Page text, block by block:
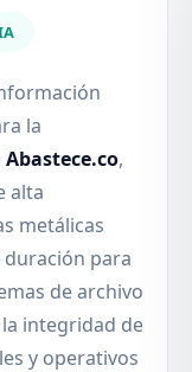
la
Abastece.co,
alta
metálicas
para
de archivo
integridad de
y operativos